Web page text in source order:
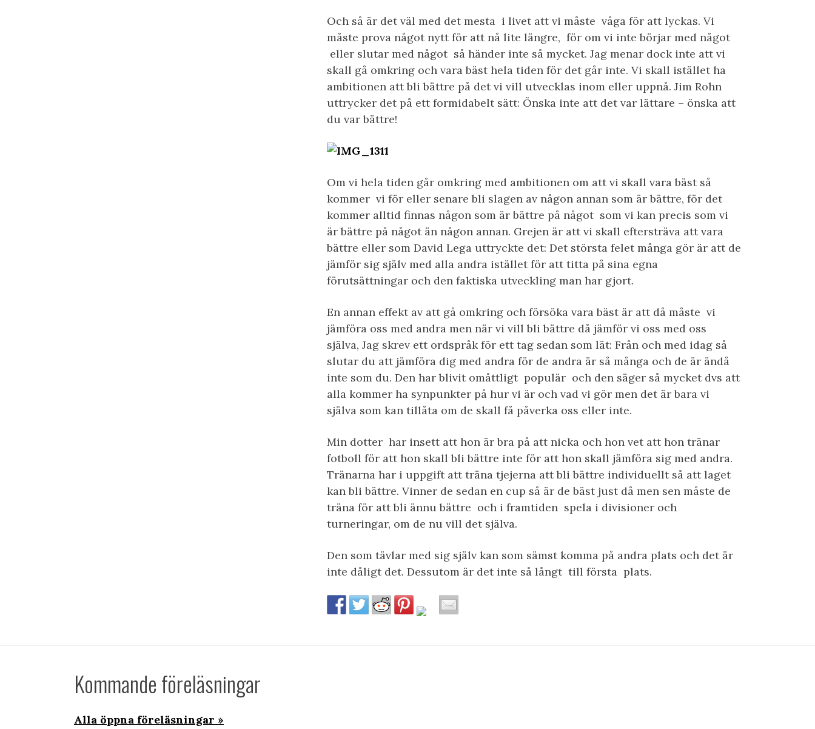
Och så är det väl med det mesta i livet att vi måste våga för att lyckas. Vi
måste prova något nytt för att nå lite längre, för om vi inte börjar med något
eller slutar med något så händer inte så mycket. Jag menar dock inte att vi
skall gå omkring och vara bäst hela tiden för det går inte. Vi skall istället ha
ambitionen att bli bättre på det vi vill utvecklas inom eller uppnå. Jim Rohn
uttrycker det på ett formidabelt sätt: Önska inte att det var lättare – önska att
du var bättre!
Om vi hela tiden går omkring med ambitionen om att vi skall vara bäst så
kommer vi för eller senare bli slagen av någon annan som är bättre, för det
kommer alltid finnas någon som är bättre på något som vi kan precis som vi
är bättre på något än någon annan. Grejen är att vi skall eftersträva att vara
bättre eller som David Lega uttryckte det: Det största felet många gör är att de
jämför sig själv med alla andra istället för att titta på sina egna
förutsättningar och den faktiska utveckling man har gjort.
En annan effekt av att gå omkring och försöka vara bäst är att då måste vi
jämföra oss med andra men när vi vill bli bättre då jämför vi oss med oss
själva, Jag skrev ett ordspråk för ett tag sedan som lät: Från och med idag så
slutar du att jämföra dig med andra för de andra är så många och de är ändå
inte som du. Den har blivit omåttligt populär och den säger så mycket dvs att
alla kommer ha synpunkter på hur vi är och vad vi gör men det är bara vi
själva som kan tillåta om de skall få påverka oss eller inte.
Min dotter har insett att hon är bra på att nicka och hon vet att hon tränar
fotboll för att hon skall bli bättre inte för att hon skall jämföra sig med andra.
Tränarna har i uppgift att träna tjejerna att bli bättre individuellt så att laget
kan bli bättre. Vinner de sedan en cup så är de bäst just då men sen måste de
träna för att bli ännu bättre och i framtiden spela i divisioner och
turneringar, om de nu vill det själva.
Den som tävlar med sig själv kan som sämst komma på andra plats och det är
inte dåligt det. Dessutom är det inte så långt till första plats.
Kommande föreläsningar
Alla öppna föreläsningar